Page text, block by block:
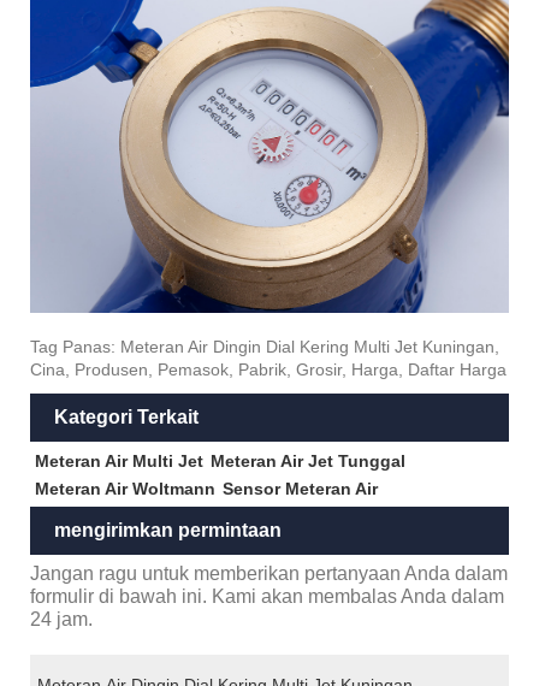
Tag Panas: Meteran Air Dingin Dial Kering Multi Jet Kuningan,
Cina, Produsen, Pemasok, Pabrik, Grosir, Harga, Daftar Harga
Kategori Terkait
Meteran Air Multi Jet Meteran Air Jet Tunggal
Meteran Air Woltmann Sensor Meteran Air
mengirimkan permintaan
Jangan ragu untuk memberikan pertanyaan Anda dalam
formulir di bawah ini. Kami akan membalas Anda dalam
24 jam.